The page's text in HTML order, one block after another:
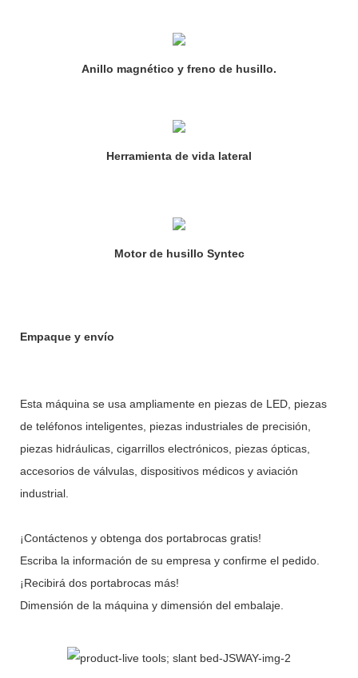
Anillo magnético y freno de husillo.
Herramienta de vida lateral
Motor de husillo Syntec
Empaque y envío
Esta máquina se usa ampliamente en piezas de LED, piezas
de teléfonos inteligentes, piezas industriales de precisión,
piezas hidráulicas, cigarrillos electrónicos, piezas ópticas,
accesorios de válvulas, dispositivos médicos y aviación
industrial.
¡Contáctenos y obtenga dos portabrocas gratis!
Escriba la información de su empresa y confirme el pedido.
¡Recibirá dos portabrocas más!
Dimensión de la máquina y dimensión del embalaje.